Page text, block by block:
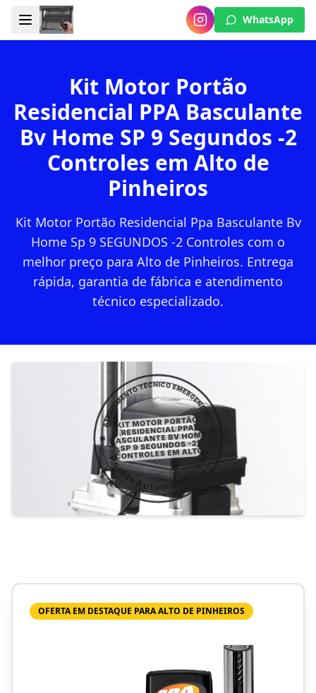
WhatsApp
Kit Motor Portão
Residencial PPA Basculante
Bv Home SP 9 Segundos -2
Controles em Alto de
Pinheiros
Kit Motor Portão Residencial Ppa Basculante Bv
Home Sp 9 SEGUNDOS -2 Controles com o
melhor preço para Alto de Pinheiros. Entrega
rápida, garantia de fábrica e atendimento
técnico especializado.
OFERTA EM DESTAQUE PARA ALTO DE PINHEIROS